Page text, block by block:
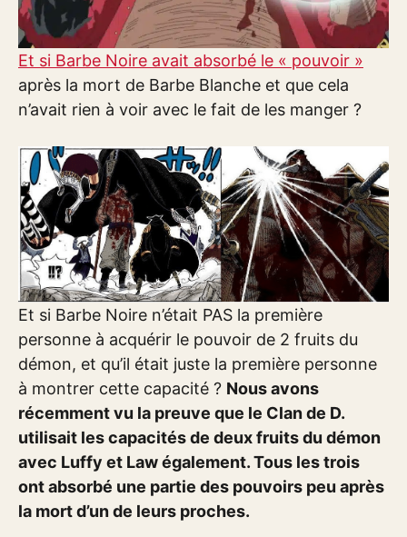
Et si Barbe Noire avait absorbé le « pouvoir »
après la mort de Barbe Blanche et que cela
n’avait rien à voir avec le fait de les manger ?
Et si Barbe Noire n’était PAS la première
personne à acquérir le pouvoir de 2 fruits du
démon, et qu’il était juste la première personne
à montrer cette capacité ? Nous avons
récemment vu la preuve que le Clan de D.
utilisait les capacités de deux fruits du démon
avec Luffy et Law également. Tous les trois
ont absorbé une partie des pouvoirs peu après
la mort d’un de leurs proches.